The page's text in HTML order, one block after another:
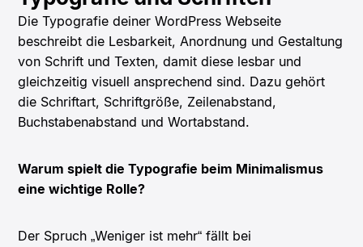
Die Typografie deiner WordPress Webseite
beschreibt die Lesbarkeit, Anordnung und Gestaltung
von Schrift und Texten, damit diese lesbar und
gleichzeitig visuell ansprechend sind. Dazu gehört
die Schriftart, Schriftgröße, Zeilenabstand,
Buchstabenabstand und Wortabstand.
Warum spielt die Typografie beim Minimalismus
eine wichtige Rolle?
Der Spruch „Weniger ist mehr“ fällt bei